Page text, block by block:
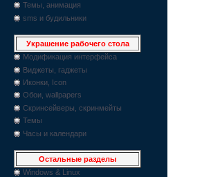
Темы, анимация
sms и будильники
Украшение рабочего стола
Модификация интерфейса
Виджеты, гаджеты
Иконки, Icon
Обои, wallpapers
Скринсейверы, скринмейты
Темы
Часы и календари
Остальные разделы
Windows & Linux